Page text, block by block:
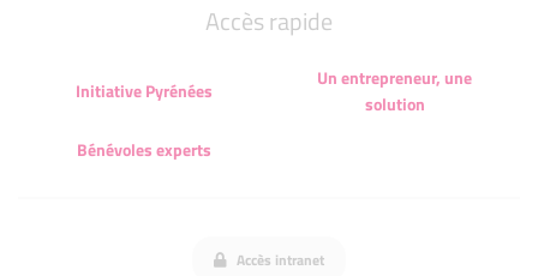
Accès rapide
Initiative Pyrénées
Un entrepreneur, une
solution
Bénévoles experts
Accès intranet